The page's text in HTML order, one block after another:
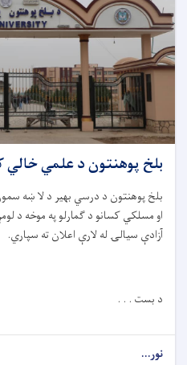
بلخ پوهنتون د علمي خالي
بلخ پوهنتون د درسي بهير د لا ښه
آزادې سيالۍ له لارې اعلان ته سپاري.
د بست . . .
نور...